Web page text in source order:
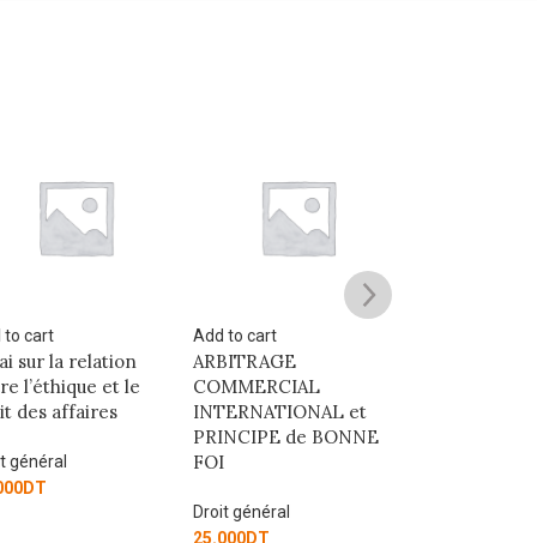
to cart
et
Add to cart
la récusation de l’arbitre
Droit général
30.000DT